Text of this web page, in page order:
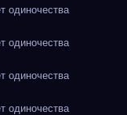
одиночества
одиночества
одиночества
одиночества